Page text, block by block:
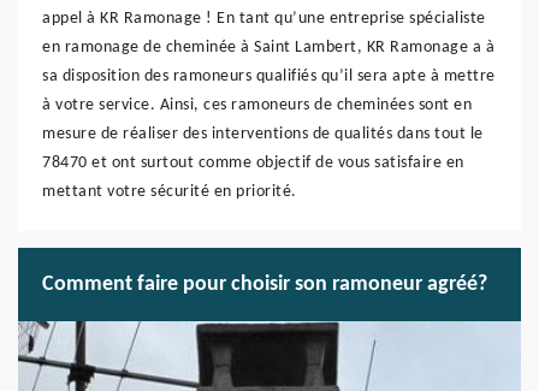
appel à KR Ramonage ! En tant qu’une entreprise spécialiste
en ramonage de cheminée à Saint Lambert, KR Ramonage a à
sa disposition des ramoneurs qualifiés qu’il sera apte à mettre
à votre service. Ainsi, ces ramoneurs de cheminées sont en
mesure de réaliser des interventions de qualités dans tout le
78470 et ont surtout comme objectif de vous satisfaire en
mettant votre sécurité en priorité.
Comment faire pour choisir son ramoneur agréé?